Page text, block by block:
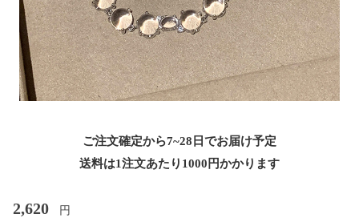
ご注文確定から7~28日でお届け予定
送料は1注文あたり 1000 円かかります
2,620 円